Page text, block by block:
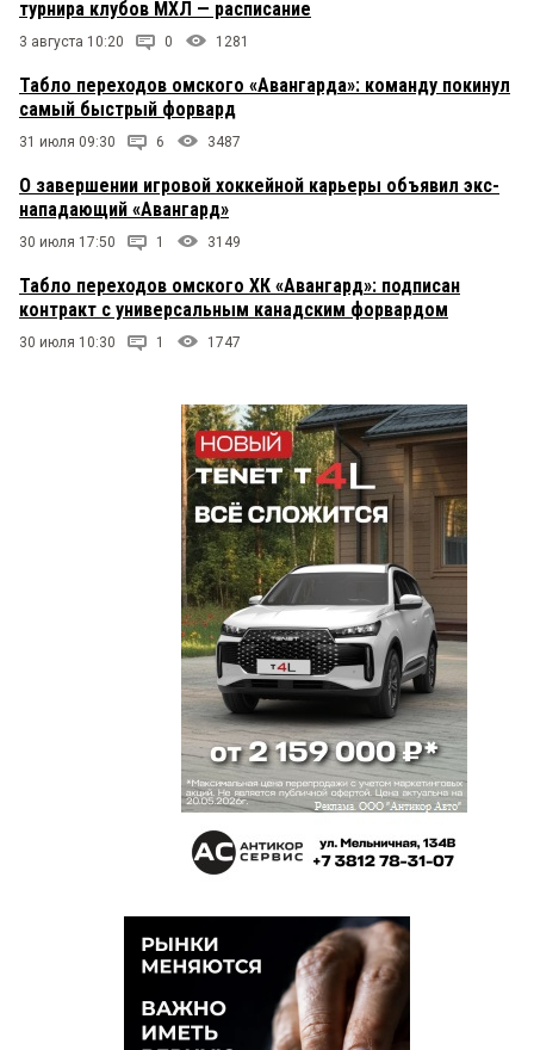
турнира клубов МХЛ — расписание
3 августа 10:20 0 1281
Табло переходов омского «Авангарда»: команду покинул
самый быстрый форвард
31 июля 09:30 6 3487
О завершении игровой хоккейной карьеры объявил экс-
нападающий «Авангард»
30 июля 17:50 1 3149
Табло переходов омского ХК «Авангард»: подписан
контракт с универсальным канадским форвардом
30 июля 10:30 1 1747